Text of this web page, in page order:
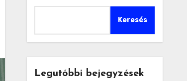
Keresés
Legutóbbi bejegyzések